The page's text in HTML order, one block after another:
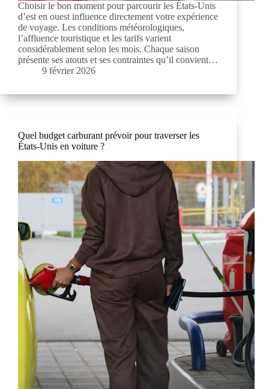
Choisir le bon moment pour parcourir les États-Unis
d’est en ouest influence directement votre expérience
de voyage. Les conditions météorologiques,
l’affluence touristique et les tarifs varient
considérablement selon les mois. Chaque saison
présente ses atouts et ses contraintes qu’il convient…
9 février 2026
Quel budget carburant prévoir pour traverser les
États-Unis en voiture ?